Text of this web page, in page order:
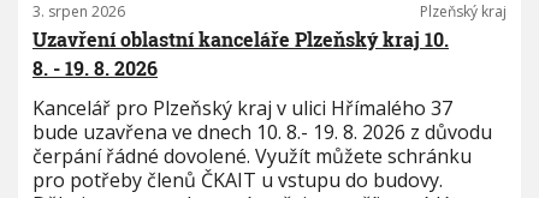
3. srpen 2026 Plzeňský kraj
Uzavření oblastní kanceláře Plzeňský kraj 10.
8. - 19. 8. 2026
Kancelář pro Plzeňský kraj v ulici Hřímalého 37
bude uzavřena ve dnech 10. 8.- 19. 8. 2026 z důvodu
čerpání řádné dovolené. Využít můžete schránku
pro potřeby členů ČKAIT u vstupu do budovy.